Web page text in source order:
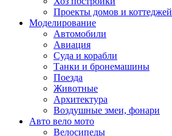
Проекты домов и коттеджей
Моделирование
Автомобили
Авиация
Суда и корабли
Танки и бронемашины
Поезда
Животные
Архитектура
Воздушные змеи, фонари
Авто вело мото
Велосипеды